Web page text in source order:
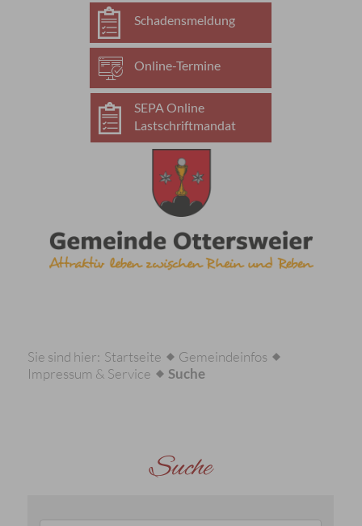
Schadensmeldung
Online-Termine
SEPA Online
Lastschriftmandat
Sie sind hier: Startseite
Gemeindeinfos
Impressum & Service
Suche
Suche